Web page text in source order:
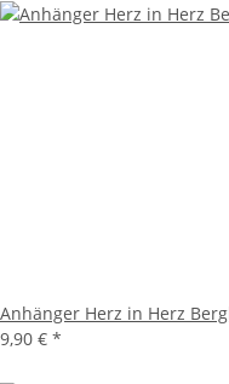
Anhänger Herz in Herz
9,90 € *